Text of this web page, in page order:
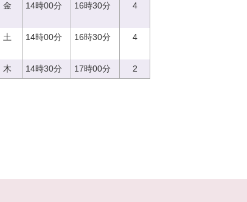
金 14時00分 16時30分 4
土 14時00分 16時30分 4
木 14時30分 17時00分 2